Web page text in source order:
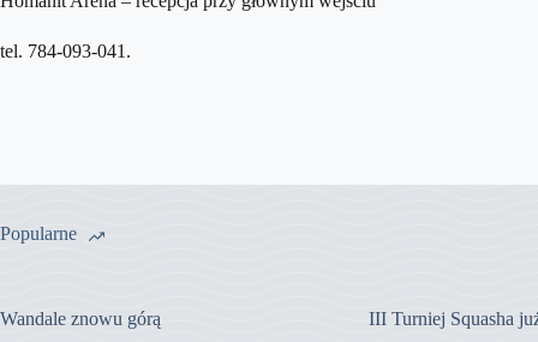
tel. 784-093-041.
Popularne
Wandale znowu górą III Turniej Squasha